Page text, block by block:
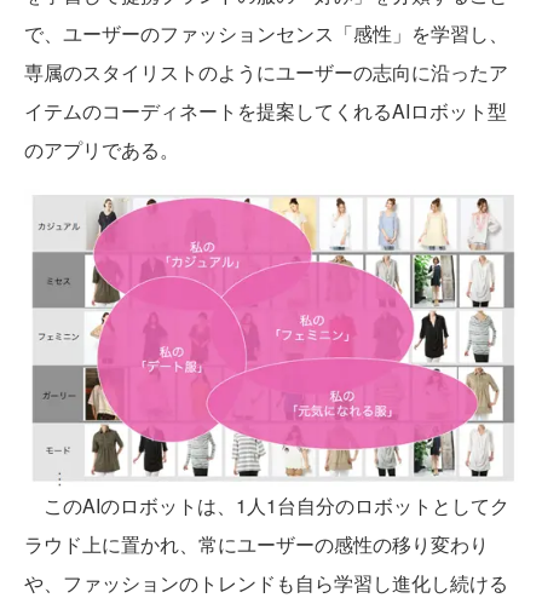
で、ユーザーのファッションセンス「感性」を学習し、
専属のスタイリストのようにユーザーの志向に沿ったア
イテムのコーディネートを提案してくれるAIロボット型
のアプリである。
このAIのロボットは、1人1台自分のロボットとしてク
ラウド上に置かれ、常にユーザーの感性の移り変わり
や、ファッションのトレンドも自ら学習し進化し続ける